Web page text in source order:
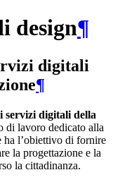
design¶
digitali
¶
servizi digitali della
di lavoro dedicato alla
l’obiettivo di fornire
la progettazione e la
la cittadinanza.